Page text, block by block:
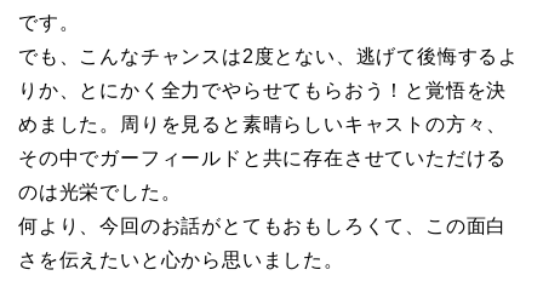
です。
でも、こんなチャンスは2度とない、逃げて後悔するよ
りか、とにかく全力でやらせてもらおう！と覚悟を決
めました。周りを見ると素晴らしいキャストの方々、
その中でガーフィールドと共に存在させていただける
のは光栄でした。
何より、今回のお話がとてもおもしろくて、この面白
さを伝えたいと心から思いました。